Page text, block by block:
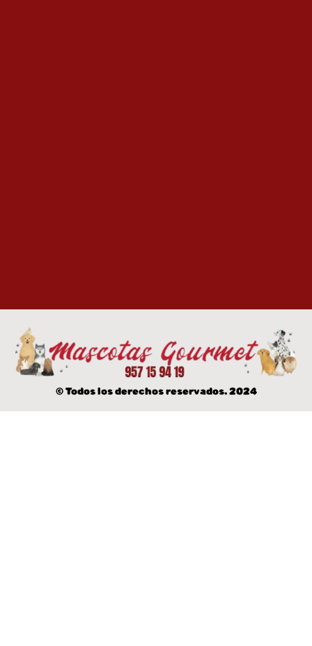
© Todos los derechos reservados. 2024